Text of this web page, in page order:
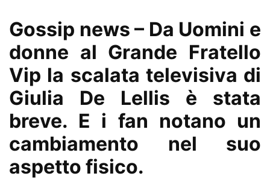
Gossip news – Da Uomini e
donne al Grande Fratello
Vip la scalata televisiva di
Giulia De Lellis è stata
breve. E i fan notano un
cambiamento nel suo
aspetto fisico.